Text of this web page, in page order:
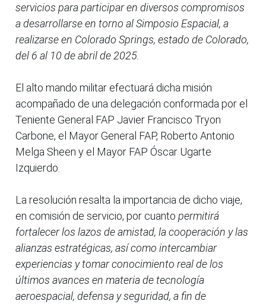
servicios para participar en diversos compromisos
a desarrollarse en torno al Simposio Espacial, a
realizarse en Colorado Springs, estado de Colorado,
del 6 al 10 de abril de 2025.
El alto mando militar efectuará dicha misión
acompañado de una delegación conformada por el
Teniente General FAP Javier Francisco Tryon
Carbone, el Mayor General FAP, Roberto Antonio
Melga Sheen y el Mayor FAP Óscar Ugarte
Izquierdo.
La resolución resalta la importancia de dicho viaje,
en comisión de servicio, por cuanto permitirá
fortalecer los lazos de amistad, la cooperación y las
alianzas estratégicas, así como intercambiar
experiencias y tomar conocimiento real de los
últimos avances en materia de tecnología
aeroespacial, defensa y seguridad, a fin de